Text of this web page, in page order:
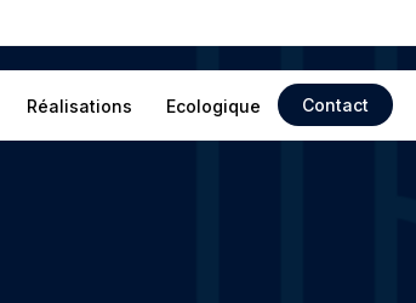
Réalisations Ecologique Contact